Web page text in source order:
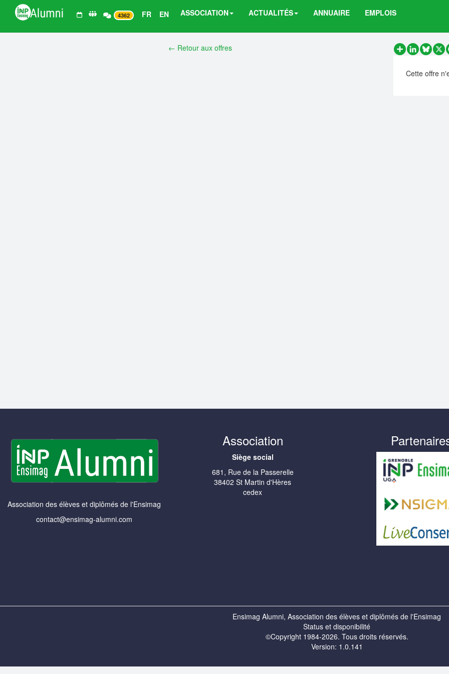
4362 FR EN ASSOCIATION ACTUALITÉS ANNUAIRE EMPLOIS
← Retour aux offres
PartagerLinkedInX
Cette offre
Association des élèves et diplômés de l'Ensimag
contact@ensimag-alumni.com
Association
Siège social
681, Rue de la Passerelle
38402 St Martin d'Hères
cedex
Ensimag Alumni, Association des élèves et diplômés de l'Ensimag
Status et disponibilité
©Copyright 1984-2026. Tous droits réservés.
Version: 1.0.141